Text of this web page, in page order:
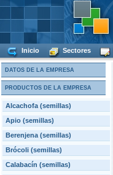
Inicio Sectores
DATOS DE LA EMPRESA
PRODUCTOS DE LA EMPRESA
Alcachofa (semillas)
Apio (semillas)
Berenjena (semillas)
Brócoli (semillas)
Calabacín (semillas)